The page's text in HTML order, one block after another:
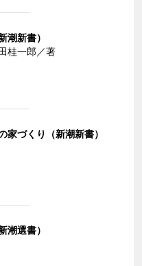
潮新書）
桂一郎／著
家づくり（新潮新書）
潮選書）